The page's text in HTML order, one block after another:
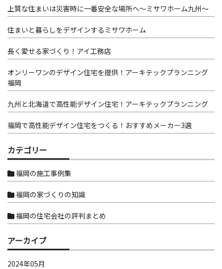
上質な住まいは災害時に一番安全な場所へ～ミサワホーム九州～
住まいと暮らしをデザインするミサワホーム
長く愛せる家づくり！アイ工務店
オンリーワンのデザイン住宅を提供！アーキテックプランニング
福岡
九州と北海道で高性能デザイン住宅！アーキテックプランニング
福岡で高性能デザイン住宅をつくる！おすすめメーカー3選
カテゴリー
福岡の施工事例集
福岡の家づくりの知識
福岡の住宅会社の評判まとめ
アーカイブ
2024年05月